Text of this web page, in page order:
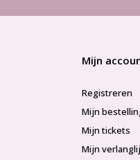
Mijn
Registreren
Mijn
Mijn tickets
Mijn